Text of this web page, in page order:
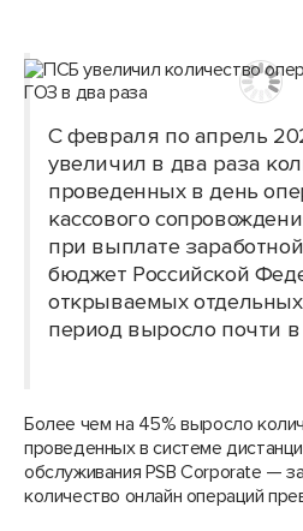
С февраля по апрель
увеличил в два раза
проведенных в день
кассового
при выплате
бюджет Российской
открываемых отдельных
период выросло почти в
Более чем на 45% выросло
проведенных в системе
обслуживания PSB Corporate —
количество онлайн операций